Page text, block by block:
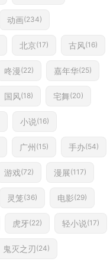
动画(234)
北京(17) 古风(16)
咚漫(22) 嘉年华(25)
国风(18) 宅舞(20)
小说(16)
广州 (15) 手办(54)
游戏(72) 漫展(117)
灵笼(36) 电影(29)
虎牙(22) 轻小说(17)
鬼灭之刃(24)